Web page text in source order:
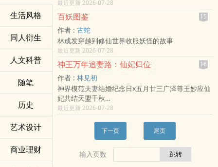
生活风格
同人衍生
人文科普
随笔
历史
艺术设计
商业理财
#修真界清流（物理） #师徒互坑日常 #爆衣的一百
种姿势 #他逃他追他们都插翅难飞
---
**编辑推荐**：
当《修仙世界》遇上《银魂》，在刀光剑影的修真
世界谱写荒诞爆笑的生存哲学。每章附赠「肮脏小
课堂」教学彩蛋：
✓ 如何用美容丹反向追踪仇家
✓ 把本命剑锻造成指甲钳的十大好处
✓ 论道大会摸鱼睡觉的三十六种姿势
**读者评论预览**：
「表面：师傅好贱我好爱 实际：糖里藏刀呜呜呜」
「每次爆衣都是不同部位，作者是懂福利的（竖拇
也亲手抹去了自己与谢无寂的姻缘。
而他记得一切，却因天规惩罚，不能告诉她真相。
当无情命核开始偷走仙侣之间的共情，天命逼他们
再次分离，谢无寂仍想替她承担所有代价。
可这一次，云棠不愿再忘了他。
她握住他的手，当着三界改写命簿：
「天命不是命令，爱也不是枷锁。」
「从今日起，三界姻缘，由相爱之人自己选。」
这是一场仙界售后司主与清冷战神的甜宠重逢。
也是一段被抹去三百年，仍然重新开花的旧缘。
他等的不是三百年。
是她每一次重新选择他的瞬间。
明史的黑刀。 其人名为——袁北宸。 后世不录其
官，只称——天狼侯。 黑诏初落，天狼入夜。袁北
宸奉命诛逆、夺帐、断王族阴谋，替玄胤走那些明
法暂不可至的夜路。可黑刀一旦出鞘，谁来确定它
斩的是罪，而不是皇帝的私怨？ 中宫虞明月，是开
国帝阙上最清冷的一轮明月。 玄廷尉卿李观微，是
明法未绝前，仍敢提灯照向黑诏的人。 一边是新朝
不得不藏起来的血与罪，一边是皇权不得不召出的
刀与夜。 而在这一切之后，一支不能入皇谱、不能
入明卷、也不能入袁氏的血脉，被悄然封进阴卷深
处。 五十年后，易水台立，黑笺现世。 再后来，无
相天魔临世，照心大劫将至。 世人才知道，暗刃若
要存在，便必须先被制约。 北辰不动，天狼承诏。
明灯照夜，寒刀叩命。
同步更新于：/story/217453/易水传-天狼诏
破。
最近更新 2026-07-28
百妖图鉴 15
作者 : 古蛇
林成发穿越到修仙世界收服妖怪的故事
最近更新 2026-07-28
神王万年追妻路：仙妃归位 16
作者 : 林见初
神界模范夫妻结婚纪念日x五月廿三广泽尊王妙应仙
妃共结天盟千秋
世人皆知广泽尊王高高在上，冷漠无情，守着那凤
山寺万年不朝。
却无人知，他在山后的桃林里，为了一个叫依娘的
姑娘，雕了万年的木像，洗了万年的汗巾。
他是众神敬畏的神王，她是规则之外的漏洞。
当天道欲降灾劫，当三界之外的阴影窥伺。 尊王提
最近更新 2026-07-28
下一页 尾页
输入页数